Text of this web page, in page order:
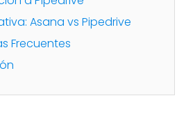
Asana vs Pipedrive
Frecuentes